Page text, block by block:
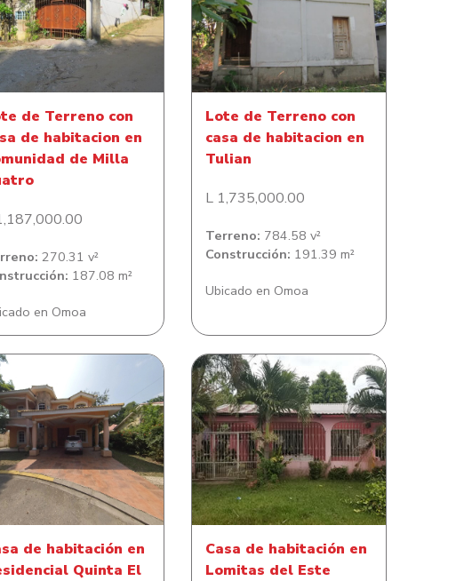
de Terreno con casa
en Comunidad
de Milla Cuatro
de Terreno con
de habitacion en
de Milla
270.31 v²
187.08 m²
en Omoa
Lote de Terreno con casa
de habitacion en Tulian
Lote de Terreno con
casa de habitacion en
Tulian
L 1,735,000.00
Terreno: 784.58 v²
Construcción: 191.39 m²
Ubicado en Omoa
Casa de habitación en
Residencial Quinta El
Dorado
de habitación en
Quinta El
Casa de habitación en
Lomitas del Este
Casa de habitación en
Lomitas del Este